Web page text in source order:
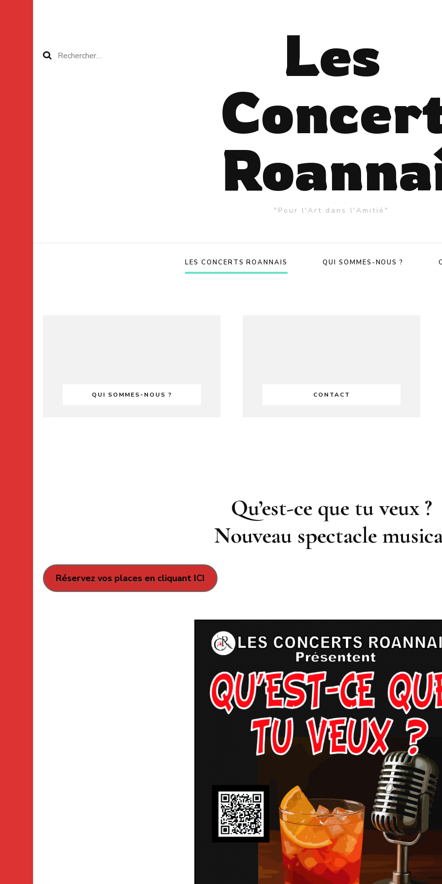
Rechercher :
Les
"Pour l'Art dans l'Amitié"
LES CONCERTS ROANNAIS QUI SOMMES-NOUS ?
QUI SOMMES-NOUS ? CONTACT
Qu’est-ce que tu veux ?
Nouveau spectacle
Réservez vos places en cliquant ICI